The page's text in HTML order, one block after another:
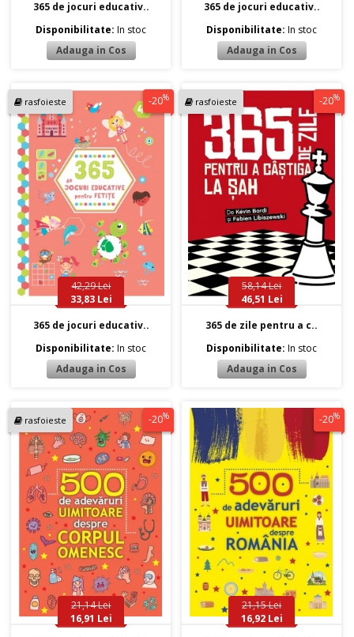
365 de jocuri educativ..
Disponibilitate:In stoc
365 de jocuri educativ..
Disponibilitate:In stoc
rasfoieste -20%
42,29 Lei
33,83 Lei
365 de jocuri educativ..
Disponibilitate:In stoc
rasfoieste -20%
58,14 Lei
46,51 Lei
365 de zile pentru a c..
Disponibilitate:In stoc
rasfoieste -20%
21,14 Lei
16,91 Lei
-20%
21,15 Lei
16,92 Lei